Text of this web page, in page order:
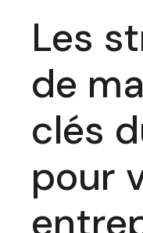
Les
de
clés
pour